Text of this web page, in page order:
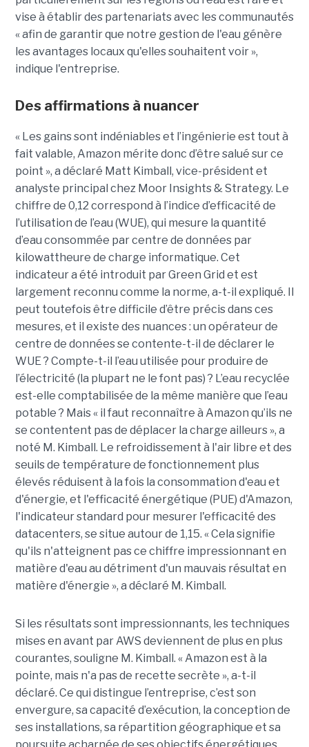
vise à établir des partenariats avec les communautés
« afin de garantir que notre gestion de l'eau génère
les avantages locaux qu'elles souhaitent voir »,
indique l'entreprise.
Des affirmations à nuancer
« Les gains sont indéniables et l’ingénierie est tout à
fait valable, Amazon mérite donc d’être salué sur ce
point », a déclaré Matt Kimball, vice-président et
analyste principal chez Moor Insights & Strategy. Le
chiffre de 0,12 correspond à l’indice d’efficacité de
l’utilisation de l’eau (WUE), qui mesure la quantité
d’eau consommée par centre de données par
kilowattheure de charge informatique. Cet
indicateur a été introduit par Green Grid et est
largement reconnu comme la norme, a-t-il expliqué. Il
peut toutefois être difficile d’être précis dans ces
mesures, et il existe des nuances : un opérateur de
centre de données se contente-t-il de déclarer le
WUE ? Compte-t-il l’eau utilisée pour produire de
l’électricité (la plupart ne le font pas) ? L’eau recyclée
est-elle comptabilisée de la même manière que l’eau
potable ? Mais « il faut reconnaître à Amazon qu’ils ne
se contentent pas de déplacer la charge ailleurs », a
noté M. Kimball. Le refroidissement à l'air libre et des
seuils de température de fonctionnement plus
élevés réduisent à la fois la consommation d'eau et
d'énergie, et l'efficacité énergétique (PUE) d'Amazon,
l'indicateur standard pour mesurer l'efficacité des
datacenters, se situe autour de 1,15. « Cela signifie
qu'ils n'atteignent pas ce chiffre impressionnant en
matière d'eau au détriment d'un mauvais résultat en
matière d'énergie », a déclaré M. Kimball.
Si les résultats sont impressionnants, les techniques
mises en avant par AWS deviennent de plus en plus
courantes, souligne M. Kimball. « Amazon est à la
pointe, mais n'a pas de recette secrète », a-t-il
déclaré. Ce qui distingue l’entreprise, c’est son
envergure, sa capacité d’exécution, la conception de
ses installations, sa répartition géographique et sa